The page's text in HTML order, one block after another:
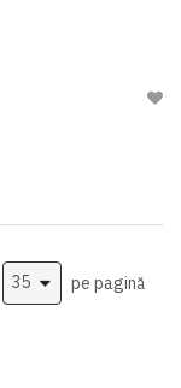
pe pagină